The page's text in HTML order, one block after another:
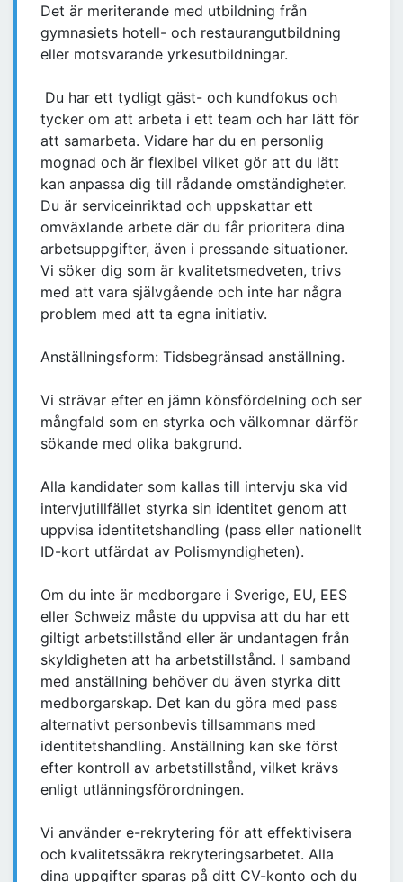
Det är meriterande med utbildning från
gymnasiets hotell- och restaurangutbildning
eller motsvarande yrkesutbildningar.
Du har ett tydligt gäst- och kundfokus och
tycker om att arbeta i ett team och har lätt för
att samarbeta. Vidare har du en personlig
mognad och är flexibel vilket gör att du lätt
kan anpassa dig till rådande omständigheter.
Du är serviceinriktad och uppskattar ett
omväxlande arbete där du får prioritera dina
arbetsuppgifter, även i pressande situationer.
Vi söker dig som är kvalitetsmedveten, trivs
med att vara självgående och inte har några
problem med att ta egna initiativ.
Anställningsform: Tidsbegränsad anställning.
Vi strävar efter en jämn könsfördelning och ser
mångfald som en styrka och välkomnar därför
sökande med olika bakgrund.
Alla kandidater som kallas till intervju ska vid
intervjutillfället styrka sin identitet genom att
uppvisa identitetshandling (pass eller nationellt
ID-kort utfärdat av Polismyndigheten).
Om du inte är medborgare i Sverige, EU, EES
eller Schweiz måste du uppvisa att du har ett
giltigt arbetstillstånd eller är undantagen från
skyldigheten att ha arbetstillstånd. I samband
med anställning behöver du även styrka ditt
medborgarskap. Det kan du göra med pass
alternativt personbevis tillsammans med
identitetshandling. Anställning kan ske först
efter kontroll av arbetstillstånd, vilket krävs
enligt utlänningsförordningen.
Vi använder e-rekrytering för att effektivisera
och kvalitetssäkra rekryteringsarbetet. Alla
dina uppgifter sparas på ditt CV-konto och du